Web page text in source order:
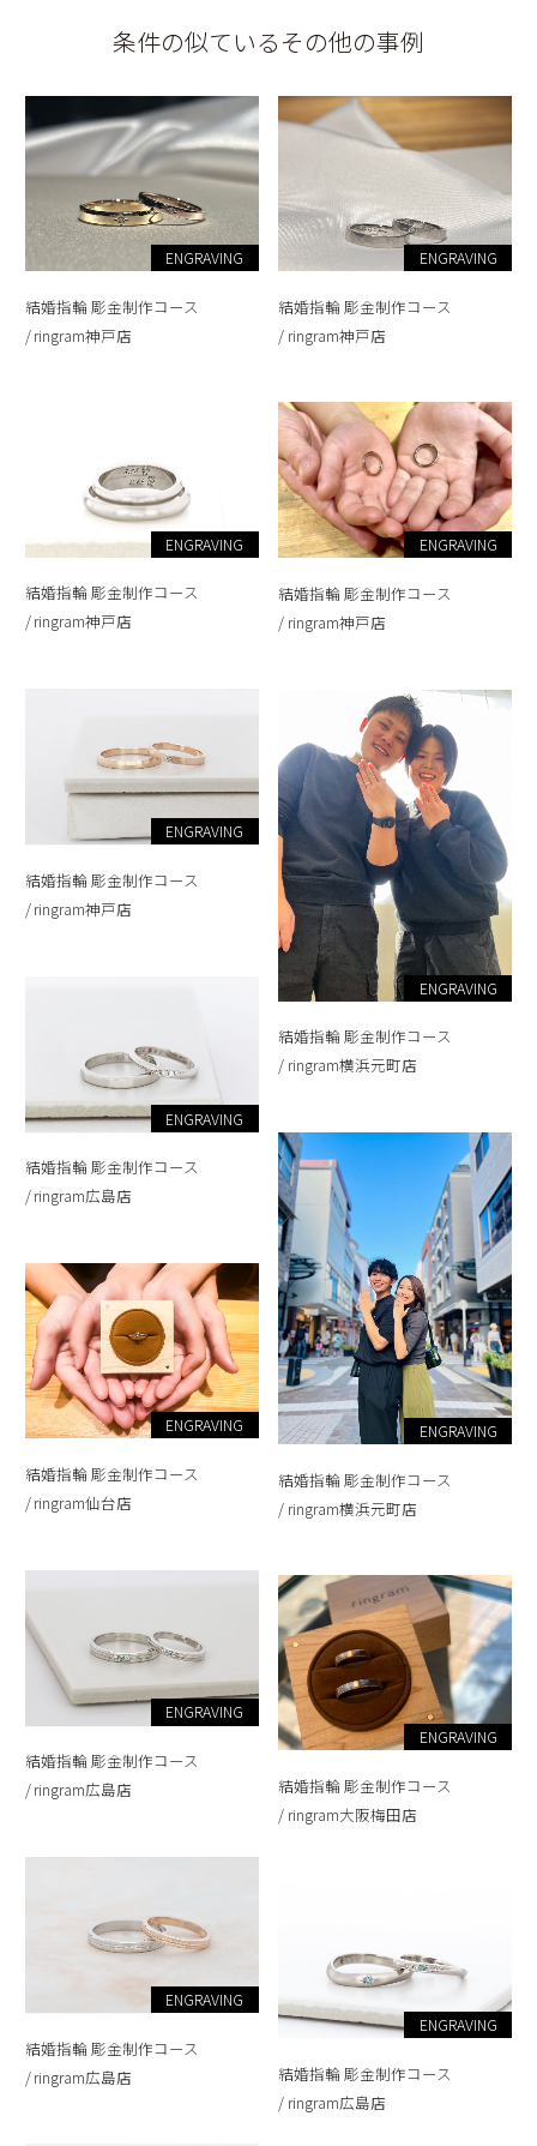
条件の似ているその他の事例
ENGRAVING
結婚指輪 彫金制作コース
ringram神戸店
ENGRAVING
結婚指輪 彫金制作コース
ringram神戸店
ENGRAVING
結婚指輪 彫金制作コース
ringram神戸店
ENGRAVING
結婚指輪 彫金制作コース
ringram神戸店
ENGRAVING
結婚指輪 彫金制作コース
ringram神戸店
ENGRAVING
結婚指輪 彫金制作コース
ringram横浜元町店
ENGRAVING
結婚指輪 彫金制作コース
ringram広島店
ENGRAVING
結婚指輪 彫金制作コース
ringram横浜元町店
ENGRAVING
結婚指輪 彫金制作コース
ringram仙台店
ENGRAVING
結婚指輪 彫金制作コース
ringram広島店
ENGRAVING
結婚指輪 彫金制作コース
ringram大阪梅田店
ENGRAVING
結婚指輪 彫金制作コース
ringram広島店
ENGRAVING
結婚指輪 彫金制作コース
ringram広島店